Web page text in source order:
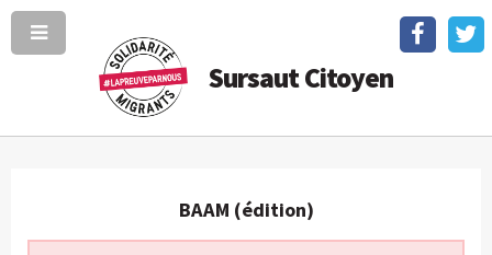
Sursaut Citoyen
BAAM (édition)